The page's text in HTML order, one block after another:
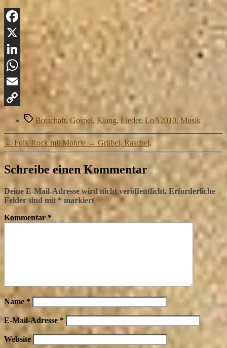
Facebook
X
LinkedIn
WhatsApp
Email
Link
Schlagwörter
Botschaft, Gospel, Klang, Lieder, LoA2010, Musik
← Folk Rock mit Mohrle → Grübel, Raschel,
Schreibe einen Kommentar
Deine E-Mail-Adresse wird nicht veröffentlicht. Erforderliche
Felder sind mit * markiert
Kommentar *
Name *
E-Mail-Adresse *
Website